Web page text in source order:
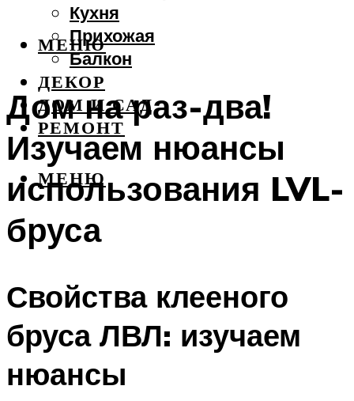
Кухня
Прихожая
Балкон
ДЕКОР
ДОМ И САД
РЕМОНТ
МЕНЮ
МЕНЮ
Дом на раз-два!
Изучаем нюансы
использования LVL-
бруса
Свойства клееного
бруса ЛВЛ: изучаем
нюансы